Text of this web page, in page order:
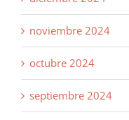
noviembre 2024
octubre 2024
septiembre 2024